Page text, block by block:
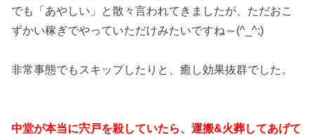
でも「あやしい」と散々言われてきましたが、ただおこ
ずかい稼ぎでやっていただけみたいですね～(^_^;)
非常事態でもスキップしたりと、癒し効果抜群でした。
中堂が本当に宍戸を殺していたら、運搬&火葬してあげて